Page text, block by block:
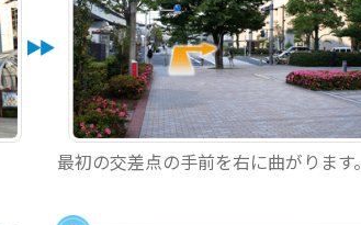
最初の交差点の手前を右に曲がります。